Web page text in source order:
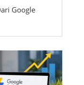
Google